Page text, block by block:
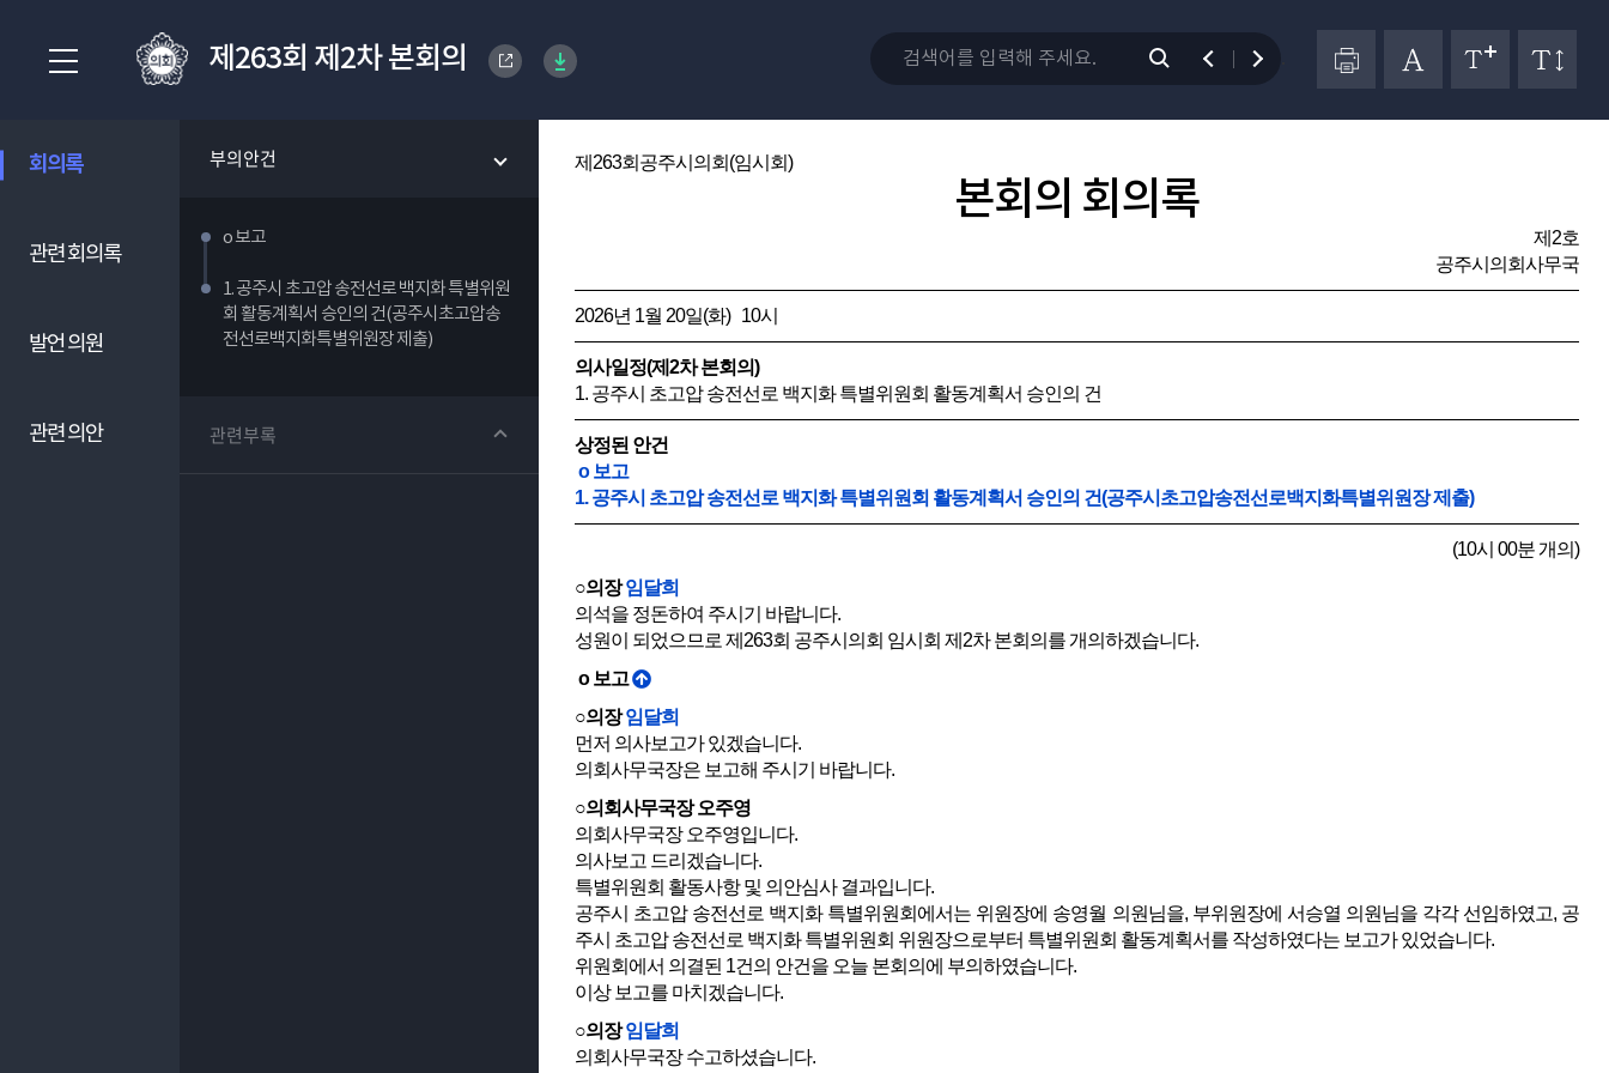
제263회 제2차 본회의
회의록 부의안건
o 보고
1. 공주시 초고압 송전선로 백지화 특별위원
회 활동계획서 승인의 건(공주시초고압송
전선로백지화특별위원장 제출)
관련부록
관련 회의록
발언 의원
관련 의안
제263회공주시의회(임시회)
본회의 회의록
제2호
공주시의회사무국
2026년 1월 20일(화) 10시
의사일정(제2차 본회의)
1. 공주시 초고압 송전선로 백지화 특별위원회 활동계획서 승인의 건
상정된 안건
o 보고
1. 공주시 초고압 송전선로 백지화 특별위원회 활동계획서 승인의 건(공주시초고압송전선로백지화특별위원장 제출)
(10시 00분 개의)
○의장임달희
의석을 정돈하여 주시기 바랍니다.
성원이 되었으므로 제263회 공주시의회 임시회 제2차 본회의를 개의하겠습니다.
o 보고
○의장임달희
먼저 의사보고가 있겠습니다.
의회사무국장은 보고해 주시기 바랍니다.
○의회사무국장 오주영
의회사무국장 오주영입니다.
의사보고 드리겠습니다.
특별위원회 활동사항 및 의안심사 결과입니다.
공주시 초고압 송전선로 백지화 특별위원회에서는 위원장에 송영월 의원님을, 부위원장에 서승열 의원님을 각각 선임하였고, 공
주시 초고압 송전선로 백지화 특별위원회 위원장으로부터 특별위원회 활동계획서를 작성하였다는 보고가 있었습니다.
위원회에서 의결된 1건의 안건을 오늘 본회의에 부의하였습니다.
이상 보고를 마치겠습니다.
○의장임달희
의회사무국장 수고하셨습니다.